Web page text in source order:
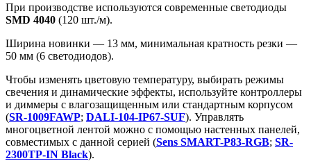
При производстве используются современные светодиоды
SMD 4040 (120 шт./м).
Ширина новинки — 13 мм, минимальная кратность резки —
50 мм (6 светодиодов).
Чтобы изменять цветовую температуру, выбирать режимы
свечения и динамические эффекты, используйте контроллеры
и диммеры с влагозащищенным или стандартным корпусом
(SR-1009FAWP; DALI-104-IP67-SUF). Управлять
многоцветной лентой можно с помощью настенных панелей,
совместимых с данной серией (Sens SMART-P83-RGB; SR-
2300TP-IN Black).